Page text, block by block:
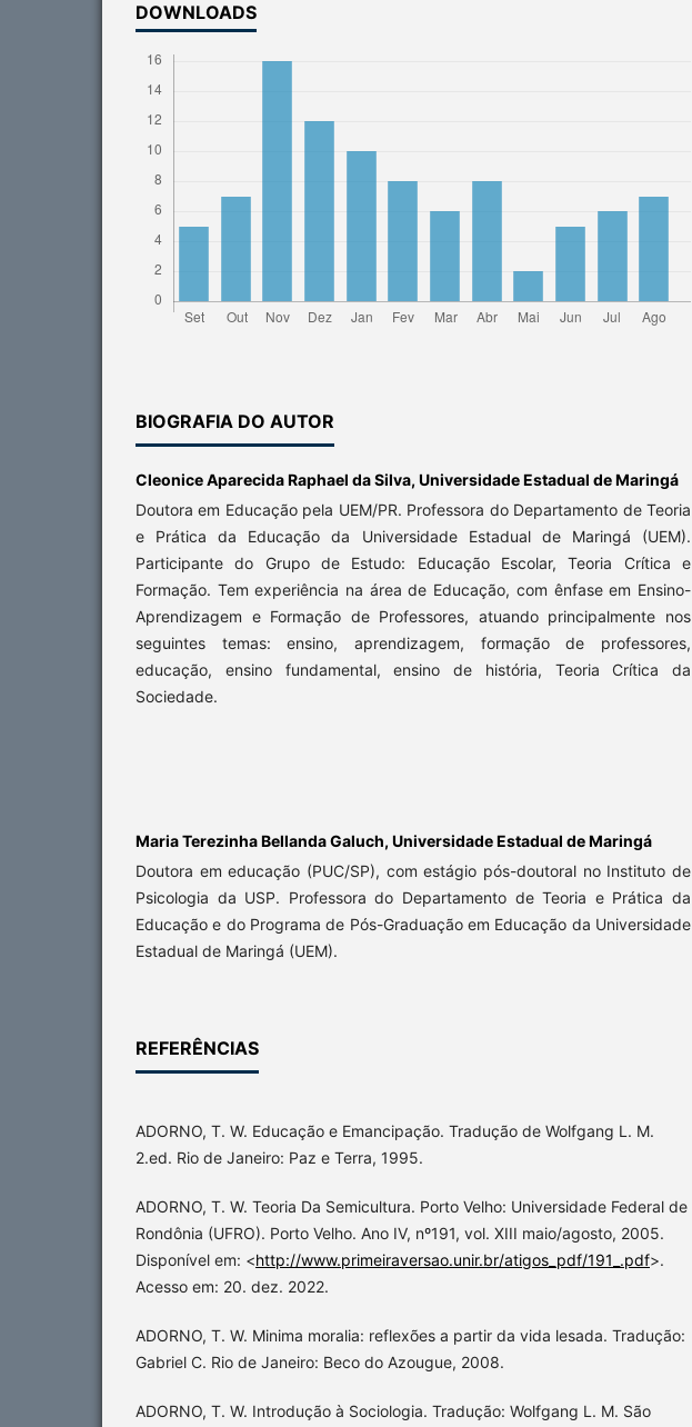
DOWNLOADS
BIOGRAFIA DO AUTOR
Cleonice Aparecida Raphael da Silva, Universidade Estadual de Maringá
Doutora em Educação pela UEM/PR. Professora do Departamento de Teoria
e Prática da Educação da Universidade Estadual de Maringá (UEM).
Participante do Grupo de Estudo: Educação Escolar, Teoria Crítica e
Formação. Tem experiência na área de Educação, com ênfase em Ensino-
Aprendizagem e Formação de Professores, atuando principalmente nos
seguintes temas: ensino, aprendizagem, formação de professores,
educação, ensino fundamental, ensino de história, Teoria Crítica da
Sociedade.
Maria Terezinha Bellanda Galuch, Universidade Estadual de Maringá
Doutora em educação (PUC/SP), com estágio pós-doutoral no Instituto de
Psicologia da USP. Professora do Departamento de Teoria e Prática da
Educação e do Programa de Pós-Graduação em Educação da Universidade
Estadual de Maringá (UEM).
REFERÊNCIAS
ADORNO, T. W. Educação e Emancipação. Tradução de Wolfgang L. M.
2.ed. Rio de Janeiro: Paz e Terra, 1995.
ADORNO, T. W. Teoria Da Semicultura. Porto Velho: Universidade Federal de
Rondônia (UFRO). Porto Velho. Ano IV, nº191, vol. XIII maio/agosto, 2005.
Disponível em: <http://www.primeiraversao.unir.br/atigos_pdf/191_.pdf>.
Acesso em: 20. dez. 2022.
ADORNO, T. W. Minima moralia: reflexões a partir da vida lesada. Tradução:
Gabriel C. Rio de Janeiro: Beco do Azougue, 2008.
ADORNO, T. W. Introdução à Sociologia. Tradução: Wolfgang L. M. São